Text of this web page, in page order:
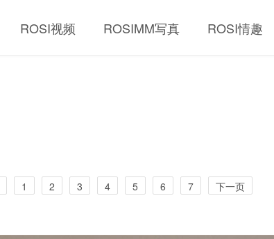
ROSI视频 ROSIMM写真 ROSI情趣
1 2 3 4 5 6 7 下一页